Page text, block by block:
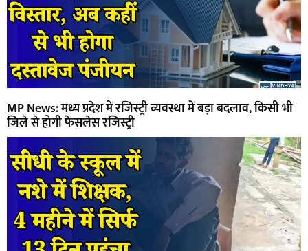
MP News: मध्य प्रदेश में रजिस्ट्री व्यवस्था में बड़ा बदलाव, किसी भी
जिले से होगी फेसलेस रजिस्ट्री